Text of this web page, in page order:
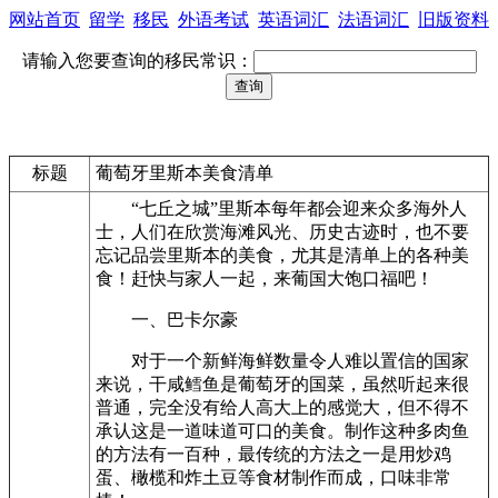
网站首页 留学 移民 外语考试 英语词汇 法语词汇 旧版资料
请输入您要查询的移民常识：
标题
葡萄牙里斯本美食清单
“七丘之城”里斯本每年都会迎来众多海外人
士，人们在欣赏海滩风光、历史古迹时，也不要
忘记品尝里斯本的美食，尤其是清单上的各种美
食！赶快与家人一起，来葡国大饱口福吧！
一、巴卡尔豪
对于一个新鲜海鲜数量令人难以置信的国家
来说，干咸鳕鱼是葡萄牙的国菜，虽然听起来很
普通，完全没有给人高大上的感觉大，但不得不
承认这是一道味道可口的美食。制作这种多肉鱼
的方法有一百种，最传统的方法之一是用炒鸡
蛋、橄榄和炸土豆等食材制作而成，口味非常